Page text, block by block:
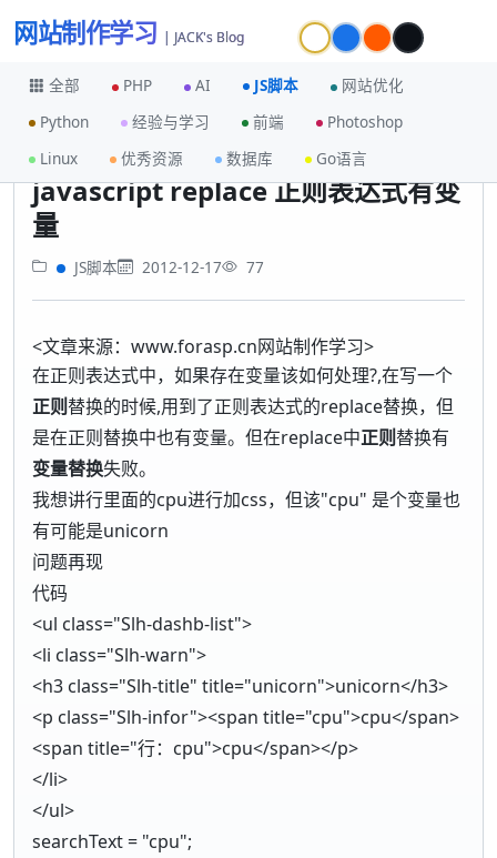
网站制作学习 | JACK's Blog
全部 PHP AI JS脚本
网站优化
Python
经验与学习 前端
Photoshop
Linux
优秀资源 数据库 Go语言
首页 javascript replace 正则表达式有变量
javascript replace 正则表达式有变
量
JS脚本 2012-12-17 77
<文章来源：www.forasp.cn网站制作学习>
在正则表达式中，如果存在变量该如何处理?,在写一个
正则替换的时候,用到了正则表达式的replace替换，但
是在正则替换中也有变量。但在replace中正则替换有
变量替换失败。
我想讲行里面的cpu进行加css，但该"cpu" 是个变量也
有可能是unicorn
问题再现
代码
<ul class="Slh-dashb-list">
<li class="Slh-warn">
<h3 class="Slh-title" title="unicorn">unicorn</h3>
<p class="Slh-infor"><span title="cpu">cpu</span>
<span title="行：cpu">cpu</span></p>
</li>
</ul>
searchText = "cpu";